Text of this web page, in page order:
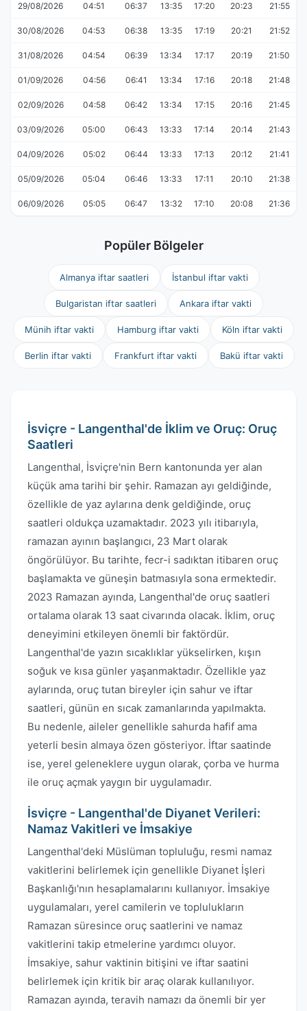
29/08/2026 04:51 06:37 13:35 17:20 20:23 21:55
30/08/2026 04:53 06:38 13:35 17:19 20:21 21:52
31/08/2026 04:54 06:39 13:34 17:17 20:19 21:50
01/09/2026 04:56 06:41 13:34 17:16 20:18 21:48
02/09/2026 04:58 06:42 13:34 17:15 20:16 21:45
03/09/2026 05:00 06:43 13:33 17:14 20:14 21:43
04/09/2026 05:02 06:44 13:33 17:13 20:12 21:41
05/09/2026 05:04 06:46 13:33 17:11 20:10 21:38
06/09/2026 05:05 06:47 13:32 17:10 20:08 21:36
Popüler Bölgeler
Almanya iftar saatleri İstanbul iftar vakti
Bulgaristan iftar saatleri Ankara iftar vakti
Münih iftar vakti Hamburg iftar vakti Köln iftar vakti
Berlin iftar vakti Frankfurt iftar vakti Bakü iftar vakti
İsviçre - Langenthal'de İklim ve Oruç: Oruç
Saatleri
Langenthal, İsviçre'nin Bern kantonunda yer alan
küçük ama tarihi bir şehir. Ramazan ayı geldiğinde,
özellikle de yaz aylarına denk geldiğinde, oruç
saatleri oldukça uzamaktadır. 2023 yılı itibarıyla,
ramazan ayının başlangıcı, 23 Mart olarak
öngörülüyor. Bu tarihte, fecr-i sadıktan itibaren oruç
başlamakta ve güneşin batmasıyla sona ermektedir.
2023 Ramazan ayında, Langenthal'de oruç saatleri
ortalama olarak 13 saat civarında olacak. İklim, oruç
deneyimini etkileyen önemli bir faktördür.
Langenthal'de yazın sıcaklıklar yükselirken, kışın
soğuk ve kısa günler yaşanmaktadır. Özellikle yaz
aylarında, oruç tutan bireyler için sahur ve iftar
saatleri, günün en sıcak zamanlarında yapılmakta.
Bu nedenle, aileler genellikle sahurda hafif ama
yeterli besin almaya özen gösteriyor. İftar saatinde
ise, yerel geleneklere uygun olarak, çorba ve hurma
ile oruç açmak yaygın bir uygulamadır.
İsviçre - Langenthal'de Diyanet Verileri:
Namaz Vakitleri ve İmsakiye
Langenthal'deki Müslüman topluluğu, resmi namaz
vakitlerini belirlemek için genellikle Diyanet İşleri
Başkanlığı'nın hesaplamalarını kullanıyor. İmsakiye
uygulamaları, yerel camilerin ve toplulukların
Ramazan süresince oruç saatlerini ve namaz
vakitlerini takip etmelerine yardımcı oluyor.
İmsakiye, sahur vaktinin bitişini ve iftar saatini
belirlemek için kritik bir araç olarak kullanılıyor.
Ramazan ayında, teravih namazı da önemli bir yer